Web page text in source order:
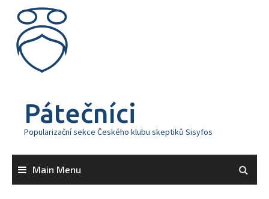
content
Pátečníci
Popularizační sekce Českého klubu skeptiků Sisyfos
Main Menu